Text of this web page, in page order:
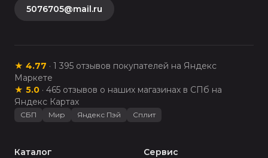
5076705@mail.ru
★ 4.77 · 1 395 отзывов покупателей на Яндекс
Маркете
★ 5.0 · 465 отзывов о наших магазинах в СПб на
Яндекс Картах
СБП Мир Яндекс Пэй Сплит
Каталог
Сервис